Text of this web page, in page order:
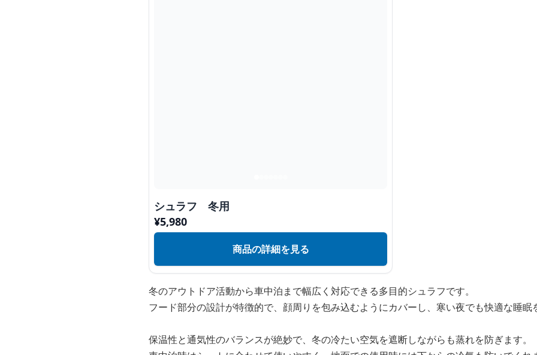
シュラフ 冬用
¥5,980
商品の詳細を見る
冬のアウトドア活動から車中泊まで幅広く対応できる多目的シュラフです。
フード部分の設計が特徴的で、顔周りを包み込むようにカバーし、寒い夜でも快適な睡眠
保温性と通気性のバランスが絶妙で、冬の冷たい空気を遮断しながらも蒸れを防ぎます。